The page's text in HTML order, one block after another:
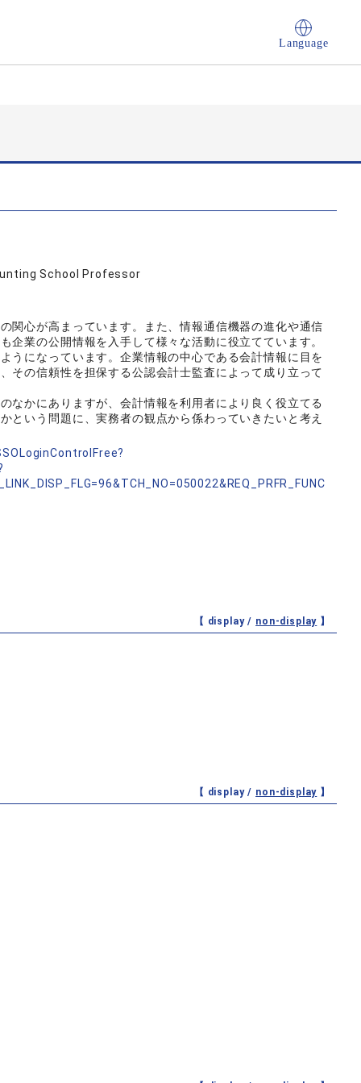
Language
School Professor
関心が高まっています。また、情報通信機器の進化や通信
企業の公開情報を入手して様々な活動に役立てています。
うになっています。企業情報の中心である会計情報に目を
その信頼性を担保する公認会計士監査によって成り立って
なかにありますが、会計情報を利用者により良く役立てる
という問題に、実務者の観点から係わっていきたいと考え
【 display / non-display 】
【 display / non-display 】